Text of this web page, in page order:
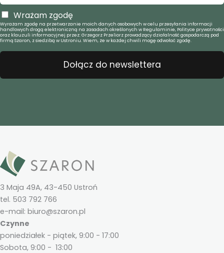
Wrażam zgodę
Wyrażam zgodę na przetwarzanie moich danych osobowych w celu przesyłania informacji
handlowych drogą elektroniczną na zasadach określonych w Regulaminie, Polityce prywatności
oraz klauzuli informacyjnej przez: Grzegorz Przeliorz prowadzący działalność gospodarczą pod
firmą Szaron, z siedzibą w Ustroniu. Wiem, że w każdej chwili mogę odwołać zgodę.
Dołącz do newslettera
3 Maja 49A, 43-450 Ustroń
tel. 503 792 766
e-mail: biuro@szaron.pl
Czynne
poniedziałek - piątek, 9:00 - 17:00
Sobota, 9:00 - 13:00